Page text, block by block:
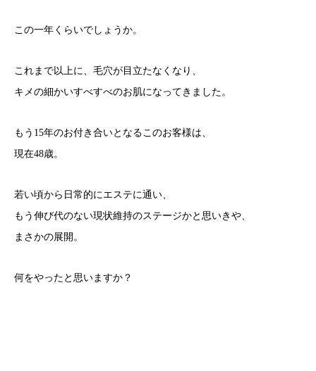
この一年くらいでしょうか。
これまで以上に、毛穴が目立たなくなり、
キメの細かいすべすべのお肌になってきました。
もう15年のお付き合いとなるこのお客様は、
現在48歳。
若い頃から日常的にエステに通い、
もう伸び代のない現状維持のステージかと思いきや、
まさかの展開。
何をやったと思いますか？